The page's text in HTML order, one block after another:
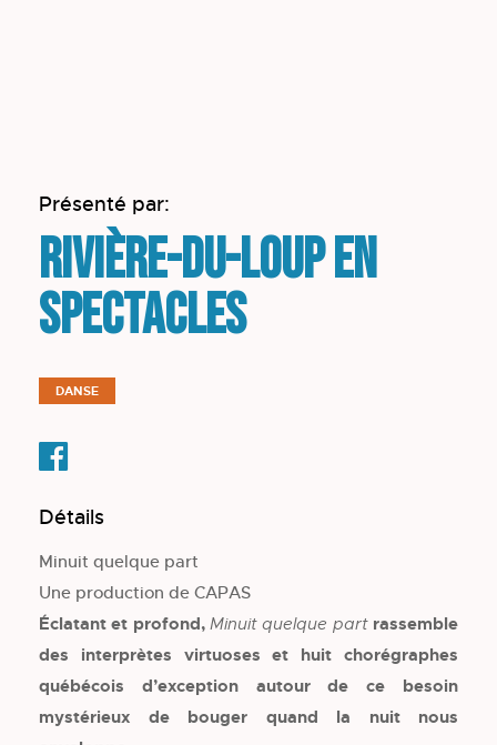
Présenté par:
Rivière-du-Loup en
spectacles
DANSE
Détails
Minuit quelque part
Une production de CAPAS
Éclatant et profond, Minuit quelque partrassemble
des interprètes virtuoses et huit chorégraphes
québécois d’exception autour de ce besoin
mystérieux de bouger quand la nuit nous